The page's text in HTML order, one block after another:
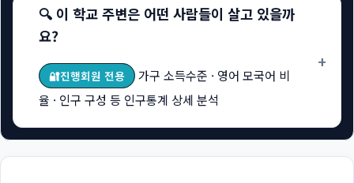
🔍 이 학교 주변은 어떤 사람들이 살고 있을까
요?
🔐진행회원 전용
가구 소득수준 · 영어 모국어 비
율 · 인구 구성 등 인구통계 상세 분석
+